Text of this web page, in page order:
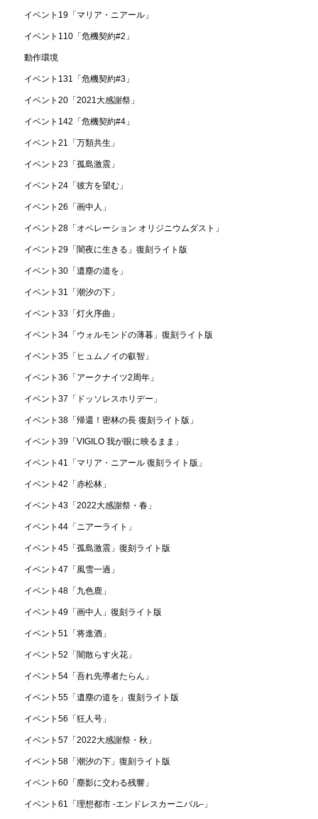
イベント19「マリア・ニアール」
イベント110「危機契約#2」
動作環境
イベント131「危機契約#3」
イベント20「2021大感謝祭」
イベント142「危機契約#4」
イベント21「万類共生」
イベント23「孤島激震」
イベント24「彼方を望む」
イベント26「画中人」
イベント28「オペレーション オリジニウムダスト」
イベント29「闇夜に生きる」復刻ライト版
イベント30「遺塵の道を」
イベント31「潮汐の下」
イベント33「灯火序曲」
イベント34「ウォルモンドの薄暮」復刻ライト版
イベント35「ヒュムノイの叡智」
イベント36「アークナイツ2周年」
イベント37「ドッソレスホリデー」
イベント38「帰還！密林の長 復刻ライト版」
イベント39「VIGILO 我が眼に映るまま」
イベント41「マリア・ニアール 復刻ライト版」
イベント42「赤松林」
イベント43「2022大感謝祭・春」
イベント44「ニアーライト」
イベント45「孤島激震」復刻ライト版
イベント47「風雪一過」
イベント48「九色鹿」
イベント49「画中人」復刻ライト版
イベント51「将進酒」
イベント52「闇散らす火花」
イベント54「吾れ先導者たらん」
イベント55「遺塵の道を」復刻ライト版
イベント56「狂人号」
イベント57「2022大感謝祭・秋」
イベント58「潮汐の下」復刻ライト版
イベント60「塵影に交わる残響」
イベント61「理想都市 -エンドレスカーニバル-」